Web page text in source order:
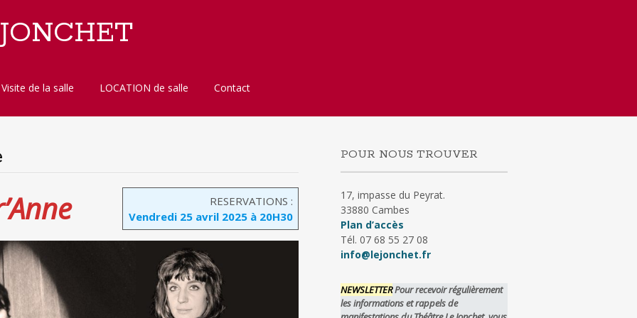
Visite de la salle LOCATION de salle Contact
RESERVATIONS :
Vendredi 25 avril 2025 à 20H30
POUR NOUS TROUVER
17, impasse du Peyrat.
33880 Cambes
Plan d’accès
Tél. 07 68 55 27 08
info@lejonchet.fr
NEWSLETTERPour recevoir régulièrement
les informations et rappels de